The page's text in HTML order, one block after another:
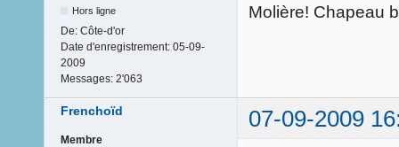
Hors ligne
De: Côte-d'or
Date d'enregistrement: 05-09-
2009
Messages: 2'063
Molière! Chapeau
Frenchoïd 07-09-2009
Membre